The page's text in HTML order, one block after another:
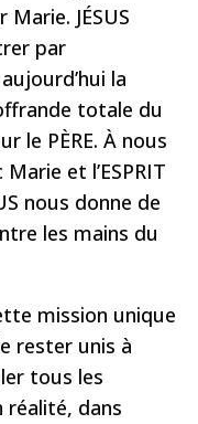
Marie. JÉSUS
par
la
totale du
le PÈRE. À nous
et l’ESPRIT
nous donne de
les mains du
mission unique
rester unis à
tous les
réalité, dans